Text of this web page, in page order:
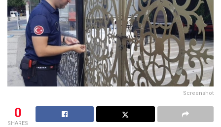
Screenshot
0
SHARES